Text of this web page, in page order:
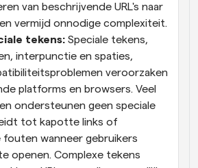
van beschrijvende URL's naar
vermijd onnodige complexiteit.
tekens: Speciale tekens,
interpunctie en spaties,
veroorzaken
platforms en browsers. Veel
ondersteunen geen speciale
tot kapotte links of
wanneer gebruikers
openen. Complexe tekens